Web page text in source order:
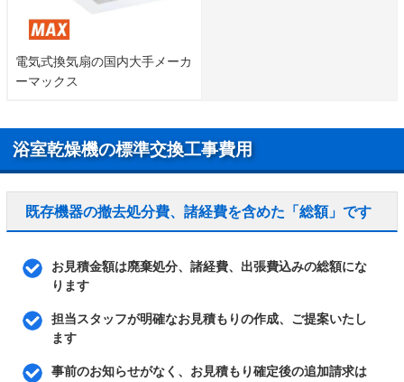
電気式換気扇の国内大手メーカ
ーマックス
浴室乾燥機の標準交換工事費用
既存機器の撤去処分費、諸経費を含めた「総額」です
お見積金額は廃棄処分、諸経費、出張費込みの総額にな
ります
担当スタッフが明確なお見積もりの作成、ご提案いたし
ます
事前のお知らせがなく、お見積もり確定後の追加請求は